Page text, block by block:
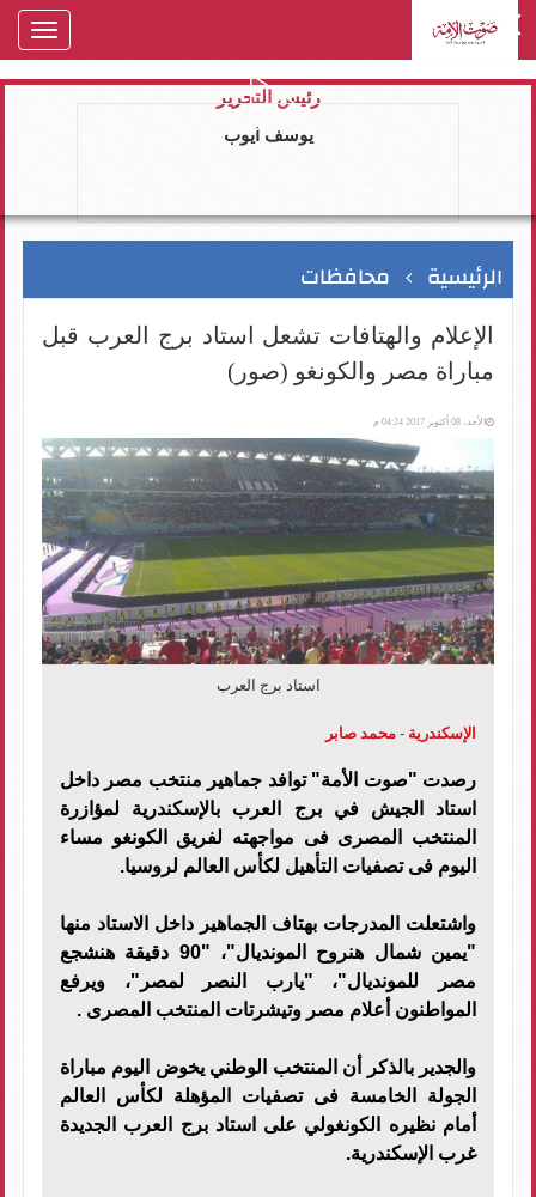
رئيس التحرير
يوسف ايوب
الرئيسية محافظات
الإعلام والهتافات تشعل استاد برج العرب قبل
مباراة مصر والكونغو (صور)
الأحد، 08 أكتوبر 2017 04:24 م
استاد برج العرب
الإسكندرية - محمد صابر
رصدت "صوت الأمة" توافد جماهير منتخب مصر داخل
استاد الجيش في برج العرب بالإسكندرية لمؤازرة
المنتخب المصرى فى مواجهته لفريق الكونغو مساء
اليوم فى تصفيات التأهيل لكأس العالم لروسيا.
واشتعلت المدرجات بهتاف الجماهير داخل الاستاد منها
"يمين شمال هنروح المونديال"، "90 دقيقة هنشجع
مصر للمونديال"، "يارب النصر لمصر"، ويرفع
المواطنون أعلام مصر وتيشرتات المنتخب المصرى .
والجدير بالذكر أن المنتخب الوطني يخوض اليوم مباراة
الجولة الخامسة فى تصفيات المؤهلة لكأس العالم
أمام نظيره الكونغولي على استاد برج العرب الجديدة
غرب الإسكندرية.